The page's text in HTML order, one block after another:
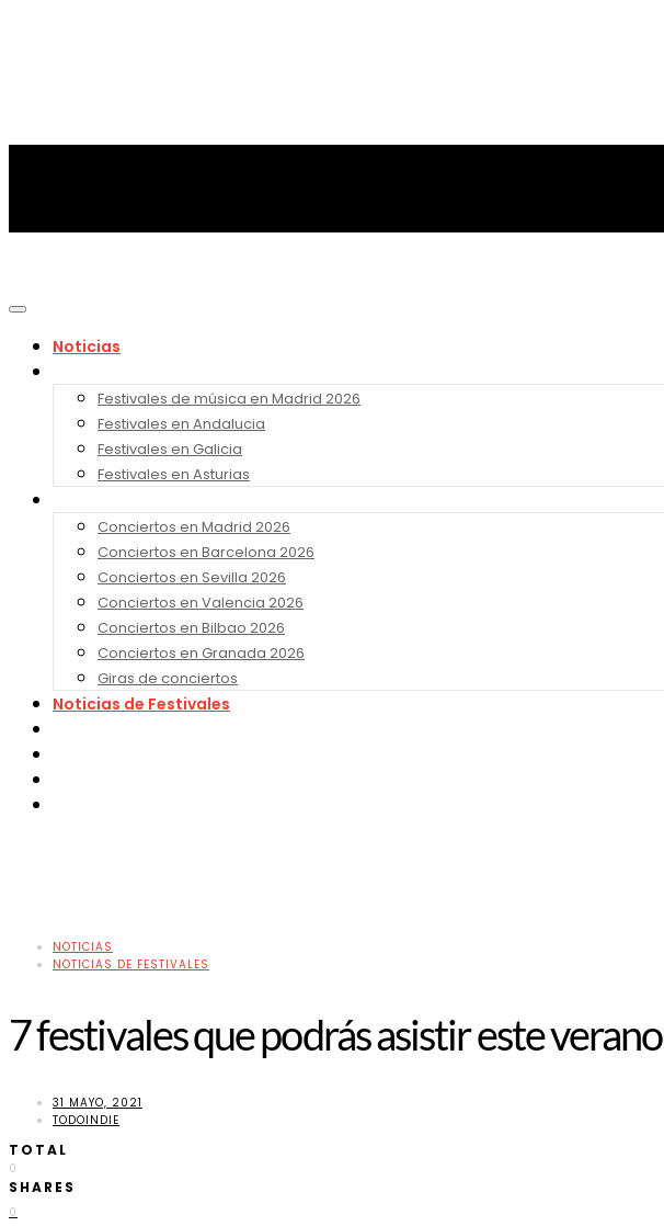
Noticias
Festivales de música en Madrid 2026
Festivales en Andalucia
Festivales en Galicia
Festivales en Asturias
Conciertos en Madrid 2026
Conciertos en Barcelona 2026
Conciertos en Sevilla 2026
Conciertos en Valencia 2026
Conciertos en Bilbao 2026
Conciertos en Granada 2026
Giras de conciertos
Noticias de Festivales
NOTICIAS
NOTICIAS DE FESTIVALES
7 festivales que podrás asistir este verano
31 MAYO, 2021
TODOINDIE
TOTAL
0
SHARES
0